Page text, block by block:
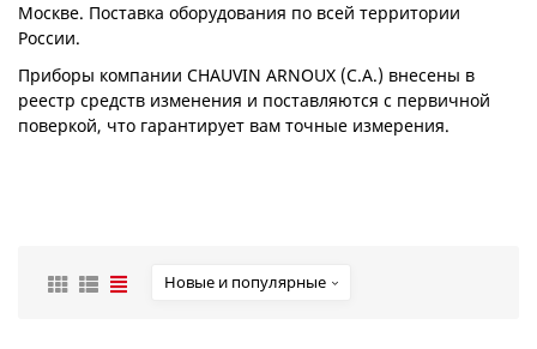
Москве. Поставка оборудования по всей территории
России.
Приборы компании CHAUVIN ARNOUX (C.A.) внесены в
реестр средств изменения и поставляются с первичной
поверкой, что гарантирует вам точные измерения.
Новые и популярные